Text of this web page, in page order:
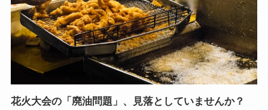
花火大会の「廃油問題」、見落としていませんか？